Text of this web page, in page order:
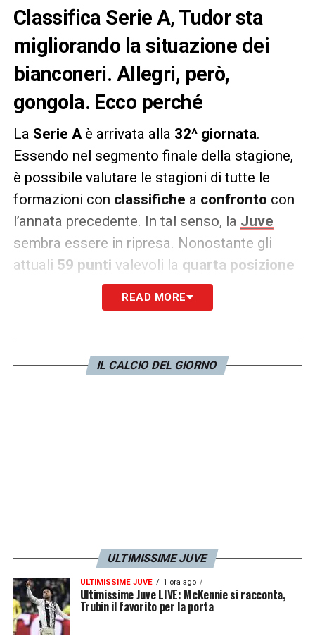
Classifica Serie A, Tudor sta
migliorando la situazione dei
bianconeri. Allegri, però,
gongola. Ecco perché
La Serie Aè arrivata alla 32^ giornata.
Essendo nel segmento finale della stagione,
è possibile valutare le stagioni di tutte le
formazioni con classifiche a confronto con
l’annata precedente. In tal senso, la Juve
sembra essere in ripresa. Nonostante gli
attuali 59 punti valevoli la quarta posizione
Champions League, la squadra di
Massimiliano Allegriaveva fatto
Ecco il dato ufficiale.
Roma 54 (-4)
Fiorentina 53 (+6)
Milan 51 (-18)
Torino 40 (-5)
READ MORE
IL CALCIO DEL GIORNO
ULTIMISSIME JUVE
ULTIMISSIME JUVE 1 ora ago
Ultimissime Juve LIVE: McKennie si racconta,
Trubin il favorito per la porta